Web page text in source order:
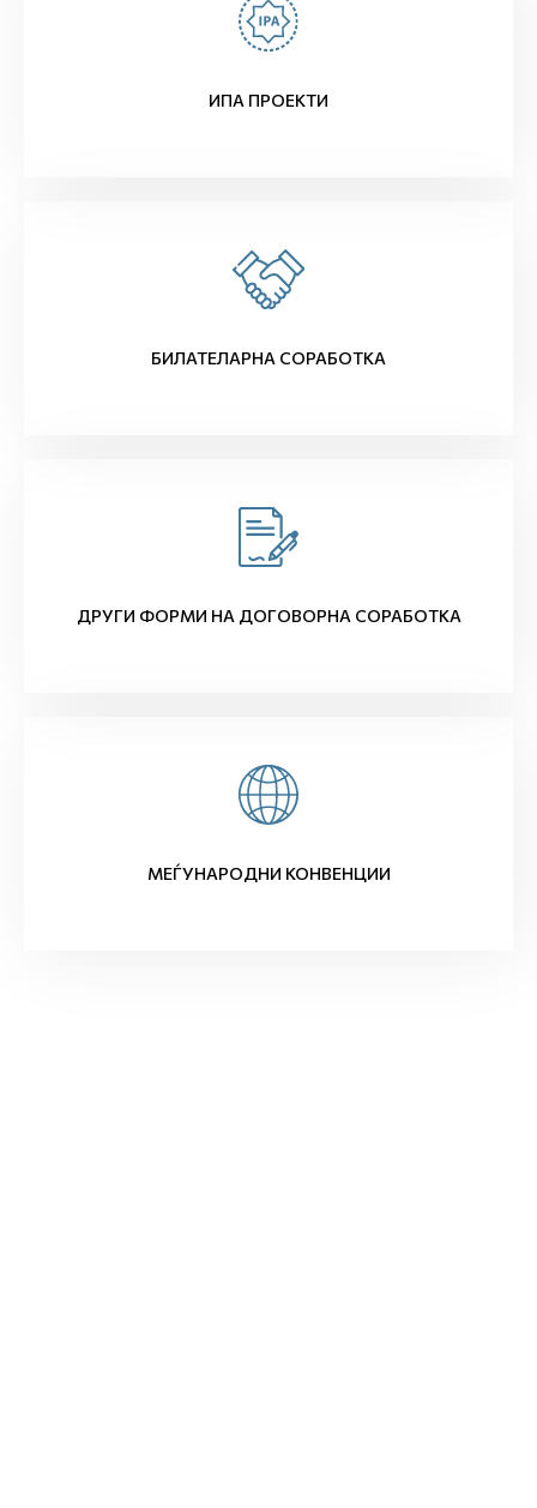
ИПА ПРОЕКТИ
БИЛАТЕЛАРНА СОРАБОТКА
ДРУГИ ФОРМИ НА ДОГОВОРНА СОРАБОТКА
МЕЃУНАРОДНИ КОНВЕНЦИИ